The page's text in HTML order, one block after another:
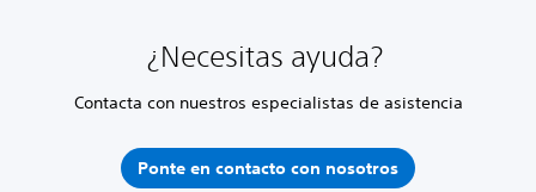
¿Necesitas ayuda?
Contacta con nuestros especialistas de asistencia
Ponte en contacto con nosotros